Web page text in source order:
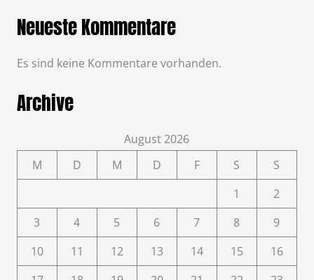
Neueste Kommentare
Es sind keine Kommentare vorhanden.
Archive
August 2026
M
D M D F S
S
1
2
3
4 5 6 7 8
9
10
11 12 13 14 15
16